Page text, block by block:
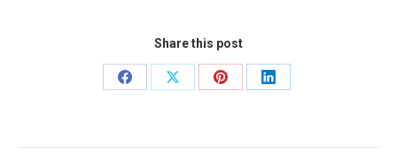
Share this post
Share
Share
Share
Share